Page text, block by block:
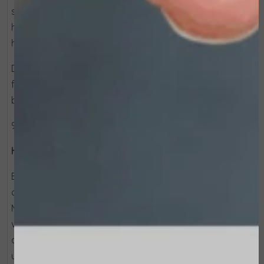
scrubwerking. Alfa en polyhydroxyzuren ondersteunen
het vernieuwingsproces van de huid en helpen de
huidstructuur zichtbaar te verbeteren.
De huid voelt direct zachter en gladder aan en oogt
frisser en egaler. Perfect als eerste stap in je
bodyroutine voor een optimaal verzorgingsresultaat.
92,2 procent ingrediënten van natuurlijke oorsprong.
Hoe te gebruiken:
Breng het product aan over het hele lichaam, vooral op
de plaatsen die bijzonder droog en weerbarstig zijn.
Masseer met ronddraaiende bewegingen totdat het
volledig is opgenomen. Vervolgens afspoelen. Om de
doeltreffendheid te versterken, het product niet
uitspoelen en de deeltjes gewoon met een droge